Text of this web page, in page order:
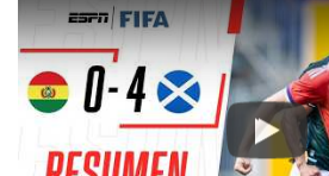
Play